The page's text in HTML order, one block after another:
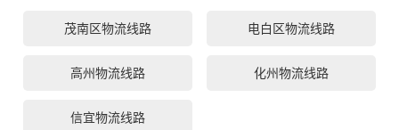
茂南区物流线路 电白区物流线路
高州物流线路 化州物流线路
信宜物流线路